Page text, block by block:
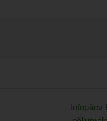
Infopäev